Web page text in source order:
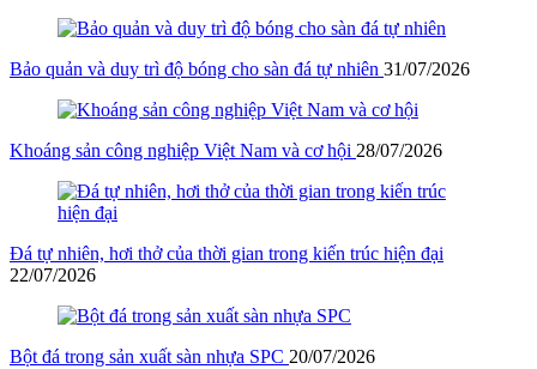
Bảo quản và duy trì độ bóng cho sàn đá tự nhiên 31/07/2026
Khoáng sản công nghiệp Việt Nam và cơ hội 28/07/2026
Đá tự nhiên, hơi thở của thời gian trong kiến trúc hiện đại
22/07/2026
Bột đá trong sản xuất sàn nhựa SPC 20/07/2026